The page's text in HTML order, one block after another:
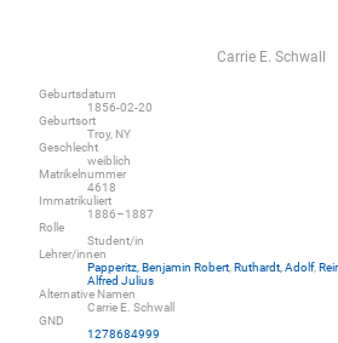
Carrie E. Schwall
Geburtsdatum
1856-02-20
Geburtsort
Troy, NY
Geschlecht
weiblich
Matrikelnummer
4618
Immatrikuliert
1886–1887
Rolle
Student/in
Lehrer/innen
Papperitz, Benjamin Robert Ruthardt, Adolf,
Alfred Julius
Alternative Namen
Carrie E. Schwall
GND
1278684999